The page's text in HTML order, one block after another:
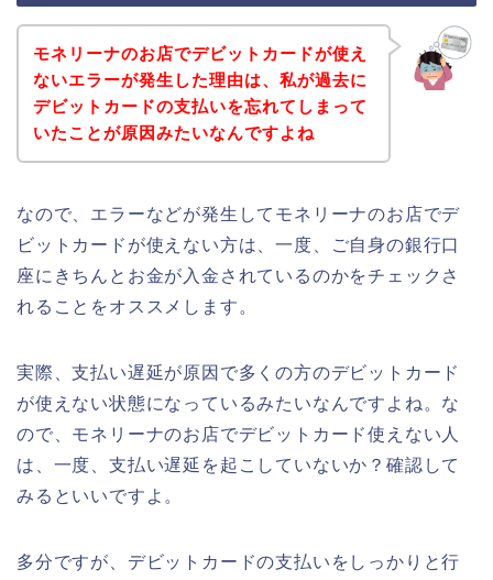
モネリーナのお店でデビットカードが使え
ないエラーが発生した理由は、私が過去に
デビットカードの支払いを忘れてしまって
いたことが原因みたいなんですよね
なので、エラーなどが発生してモネリーナのお店でデ
ビットカードが使えない方は、一度、ご自身の銀行口
座にきちんとお金が入金されているのかをチェックさ
れることをオススメします。
実際、支払い遅延が原因で多くの方のデビットカード
が使えない状態になっているみたいなんですよね。な
ので、モネリーナのお店でデビットカード使えない人
は、一度、支払い遅延を起こしていないか？確認して
みるといいですよ。
多分ですが、デビットカードの支払いをしっかりと行